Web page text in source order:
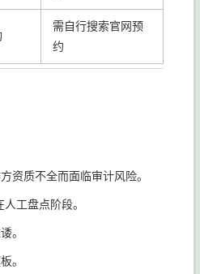
需自行搜索官网预
约
资质不全而面临审计风险。
工盘点阶段。
。
。